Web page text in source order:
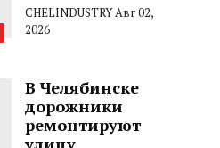
CHELINDUSTRYАвг 02,
2026
В Челябинске
дорожники
ремонтируют
улицу